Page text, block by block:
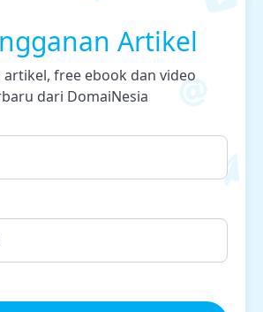
Artikel
artikel, free ebook dan video
dari DomaiNesia